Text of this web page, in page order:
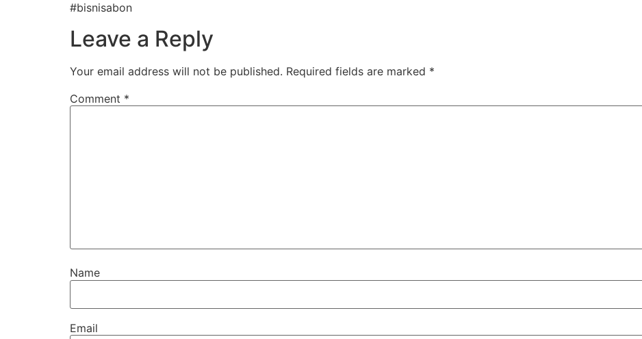
#bisnisabon
Leave a Reply
Your email address will not be published. Required fields are marked *
Comment *
Name
Email